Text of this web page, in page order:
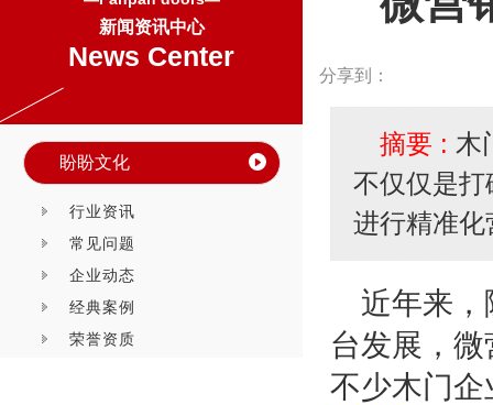
新闻资讯中心
News Center
盼盼文化
行业资讯
常见问题
企业动态
经典案例
荣誉资质
分享到：
摘要 : 木
不仅仅是
进行精准
近年来
台发展，
不少木门